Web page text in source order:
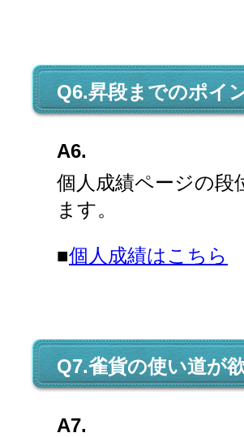
Q6.昇段までのポイ
A6.
個人成績ページの段
ます。
■個人成績はこちら
Q7.雀貨の使い道が
A7.